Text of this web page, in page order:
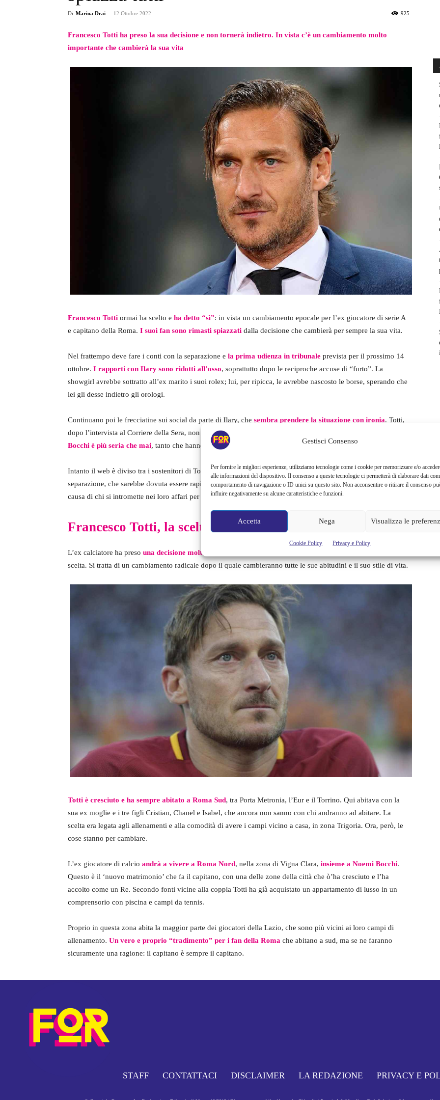
Gestisci Consenso
Per fornire le migliori esperienze, utilizziamo tecnologie come i cookie per memorizzare e/o
alle informazioni del dispositivo. Il consenso a queste tecnologie ci permetterà di elaborare dati
comportamento di navigazione o ID unici su questo sito. Non acconsentire o ritirare il consenso
influire negativamente su alcune caratteristiche e funzioni.
Accetta Nega Visualizza le
Cookie Policy Privacy e Policy
Di Marina Drai - 12 Ottobre 2022 925
Francesco Totti ha preso la sua decisione e non tornerà indietro. In vista c’è un cambiamento molto
importante che cambierà la sua vita
Francesco Totti ormai ha scelto e ha detto “sì”: in vista un cambiamento epocale per l’ex giocatore di serie A
e capitano della Roma. I suoi fan sono rimasti spiazzati dalla decisione che cambierà per sempre la sua vita.
Nel frattempo deve fare i conti con la separazione e la prima udienza in tribunale prevista per il prossimo 14
ottobre. I rapporti con Ilary sono ridotti all’osso, soprattutto dopo le reciproche accuse di “furto”. La
showgirl avrebbe sottratto all’ex marito i suoi rolex; lui, per ripicca, le avrebbe nascosto le borse, sperando che
lei gli desse indietro gli orologi.
Continuano poi le frecciatine sui social da parte di Ilary, che sembra prendere la situazione con ironia. Totti,
dopo l’intervista al Corriere della Sera, non ha più commentato i gossip e le dicerie.
Bocchi è più seria che mai, tanto che hanno fatto conoscere ai rispettivi figli la loro nuova metà.
Intanto il web è diviso tra i sostenitori di Totti e quelli di Ilary e le discussioni procedono senza sosta. La
separazione, che sarebbe dovuta essere rapida e indolore,sta diventando sempre più complicata, anche a
causa di chi si intromette nei loro affari per dire la propria.
Francesco Totti, la scelta è definitiva
L’ex calciatore ha preso una decisione molto importante per la sua vita
scelta. Si tratta di un cambiamento radicale dopo il quale cambieranno tutte le sue abitudini e il suo stile di vita.
Totti è cresciuto e ha sempre abitato a Roma Sud, tra Porta Metronia, l’Eur e il Torrino. Qui abitava con la
sua ex moglie e i tre figli Cristian, Chanel e Isabel, che ancora non sanno con chi andranno ad abitare. La
scelta era legata agli allenamenti e alla comodità di avere i campi vicino a casa, in zona Trigoria. Ora, però, le
cose stanno per cambiare.
L’ex giocatore di calcio andrà a vivere a Roma Nord, nella zona di Vigna Clara, insieme a Noemi Bocchi.
Questo è il ‘nuovo matrimonio’ che fa il capitano, con una delle zone della città che ò’ha cresciuto e l’ha
accolto come un Re. Secondo fonti vicine alla coppia Totti ha già acquistato un appartamento di lusso in un
comprensorio con piscina e campi da tennis.
Proprio in questa zona abita la maggior parte dei giocatori della Lazio, che sono più vicini ai loro campi di
allenamento. Un vero e proprio “tradimento” per i fan della Roma che abitano a sud, ma se ne faranno
sicuramente una ragione: il capitano è sempre il capitano.
STAFF CONTATTACI DISCLAIMER LA REDAZIONE PRIVACY E